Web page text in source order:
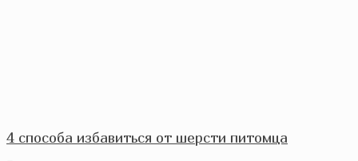
4 способа избавиться от шерсти питомца